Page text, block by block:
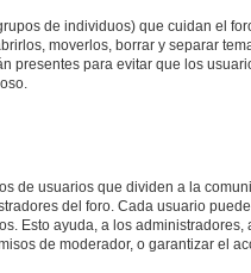
de individuos) que cuidan el
moverlos, borrar y separar
presentes para evitar que los
de usuarios que dividen a la
del foro. Cada usuario
Esto ayuda, a los
de moderador, o garantizar el